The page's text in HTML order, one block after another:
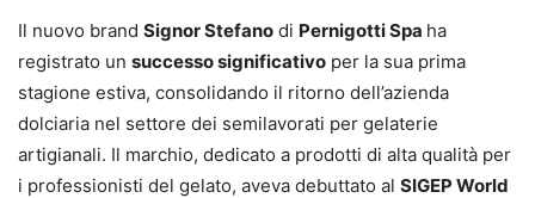
Il nuovo brand Signor Stefano di Pernigotti Spa ha
registrato un successo significativo per la sua prima
stagione estiva, consolidando il ritorno dell’azienda
dolciaria nel settore dei semilavorati per gelaterie
artigianali. Il marchio, dedicato a prodotti di alta qualità per
i professionisti del gelato, aveva debuttato al SIGEP World